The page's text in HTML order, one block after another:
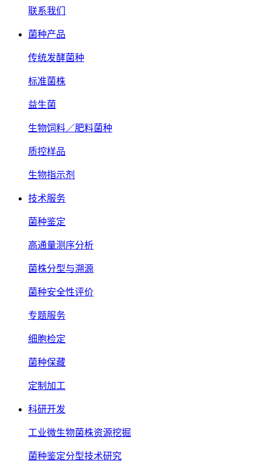
联系我们
菌种产品
传统发酵菌种
标准菌株
益生菌
生物饲料／肥料菌种
质控样品
生物指示剂
技术服务
菌种鉴定
高通量测序分析
菌株分型与溯源
菌种安全性评价
专题服务
细胞检定
菌种保藏
定制加工
科研开发
工业微生物菌株资源挖掘
菌种鉴定分型技术研究